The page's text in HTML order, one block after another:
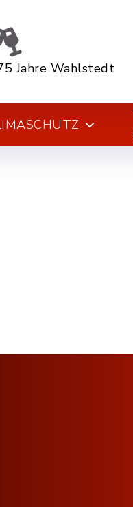
Jahre Wahlstedt